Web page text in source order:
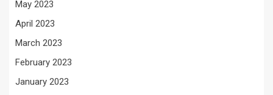
May 2023
April 2023
March 2023
February 2023
January 2023